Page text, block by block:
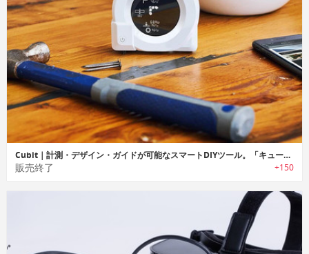
Cubit｜計測・デザイン・ガイドが可能なスマートDIYツール。「キュービット」
販売終了 +150